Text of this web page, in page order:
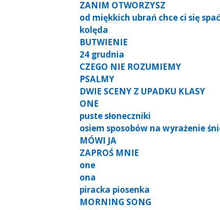
ZANIM OTWORZYSZ
od miękkich ubrań chce ci się spać
kolęda
BUTWIENIE
24 grudnia
CZEGO NIE ROZUMIEMY
PSALMY
DWIE SCENY Z UPADKU KLASY
ONE
puste słoneczniki
osiem sposobów na wyrażenie
MÓWI JA
ZAPROŚ MNIE
one
ona
piracka piosenka
MORNING SONG